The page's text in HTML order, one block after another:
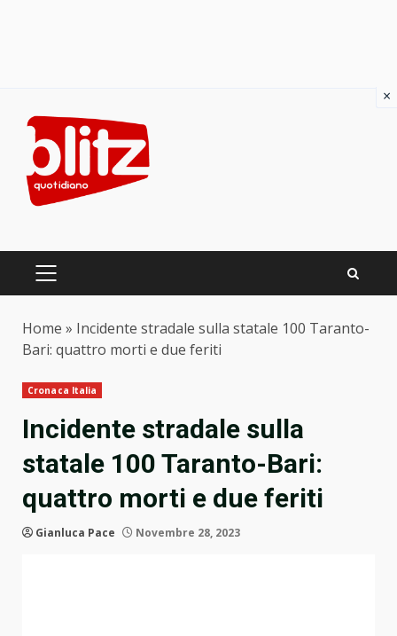
content
PRIMARY
Home » Incidente stradale sulla statale 100 Taranto-
Bari: quattro morti e due feriti
Cronaca Italia
Incidente stradale sulla
statale 100 Taranto-Bari:
quattro morti e due feriti
Gianluca Pace Novembre 28, 2023
×